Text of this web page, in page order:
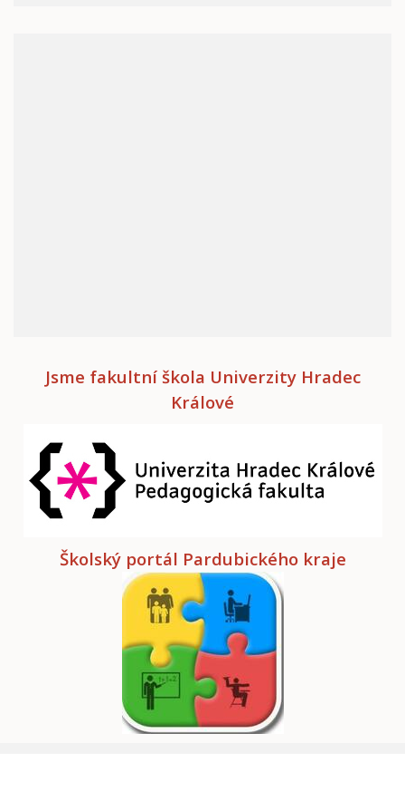
Jsme fakultní škola Univerzity Hradec
Králové
Školský portál Pardubického kraje